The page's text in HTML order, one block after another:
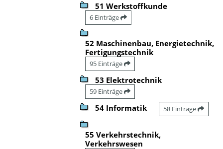
51 Werkstoffkunde
6 Einträge
52 Maschinenbau, Energietechnik,
Fertigungstechnik
95 Einträge
53 Elektrotechnik
59 Einträge
54 Informatik 58 Einträge
55 Verkehrstechnik,
Verkehrswesen